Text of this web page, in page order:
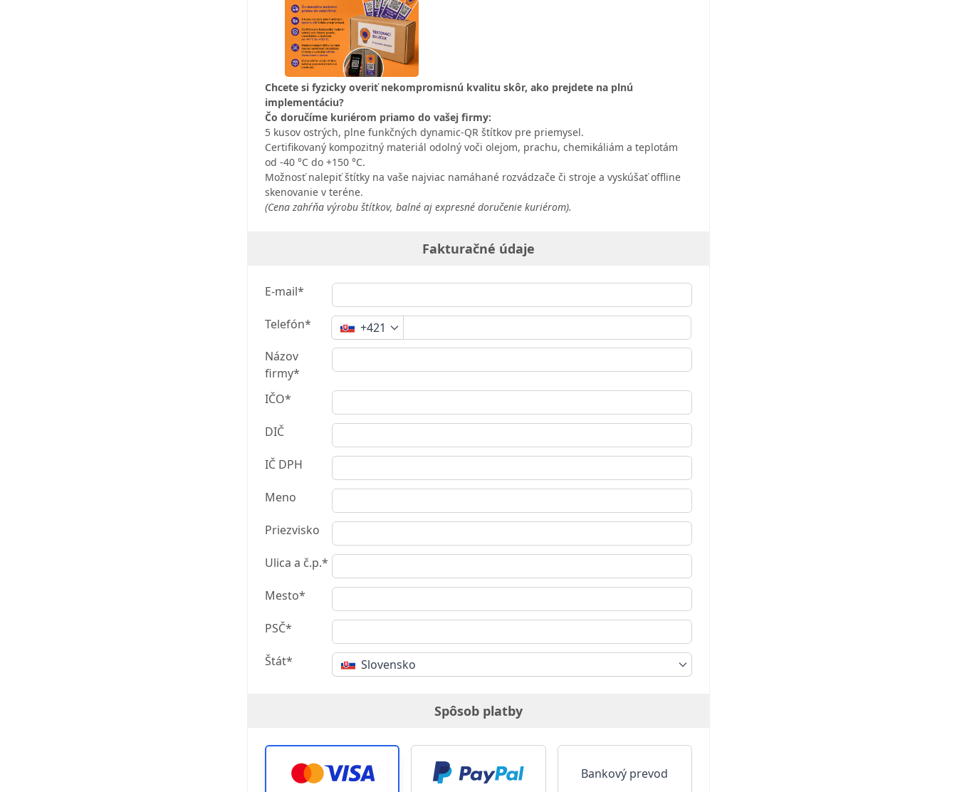
Chcete si fyzicky overiť nekompromisnú kvalitu skôr, ako prejdete na plnú
implementáciu?
Čo doručíme kuriérom priamo do vašej firmy:
5 kusov ostrých, plne funkčných dynamic-QR štítkov pre priemysel.
Certifikovaný kompozitný materiál odolný voči olejom, prachu, chemikáliám a teplotám
od -40 °C do +150 °C.
Možnosť nalepiť štítky na vaše najviac namáhané rozvádzače či stroje a vyskúšať offline
skenovanie v teréne.
(Cena zahŕňa výrobu štítkov, balné aj expresné doručenie kuriérom).
Fakturačné údaje
E-mail*
Telefón*
+421
Názov
firmy*
IČO*
DIČ
IČ DPH
Meno
Priezvisko
Ulica a č.p.*
Mesto*
PSČ*
Štát* Slovensko
Spôsob platby
Bankový prevod